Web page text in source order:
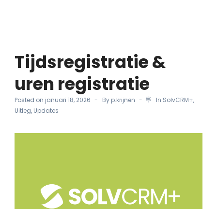
Tijdsregistratie &
uren registratie
Posted on januari 18, 2026 By p.krijnen In SolvCRM+,
Uitleg, Updates